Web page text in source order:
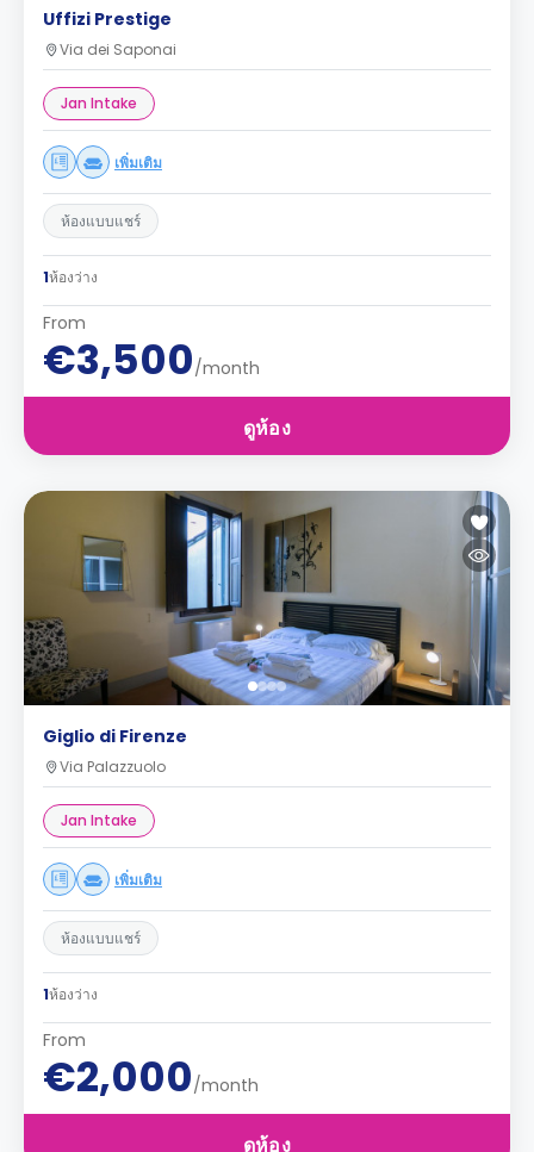
Uffizi Prestige
Via dei Saponai
Jan Intake
เพิ่มเติม
ห้องแบบแชร์
1ห้องว่าง
From
€3,500/month
ดูห้อง
Giglio di Firenze
Via Palazzuolo
Jan Intake
เพิ่มเติม
ห้องแบบแชร์
1ห้องว่าง
From
€2,000/month
ดูห้อง